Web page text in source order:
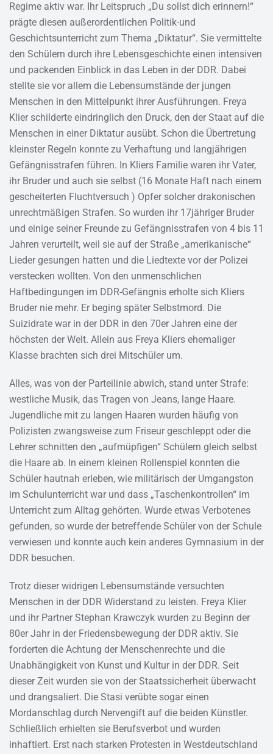
Regime aktiv war. Ihr Leitspruch „Du sollst dich erinnern!“
prägte diesen außerordentlichen Politik-und
Geschichtsunterricht zum Thema „Diktatur“. Sie vermittelte
den Schülern durch ihre Lebensgeschichte einen intensiven
und packenden Einblick in das Leben in der DDR. Dabei
stellte sie vor allem die Lebensumstände der jungen
Menschen in den Mittelpunkt ihrer Ausführungen. Freya
Klier schilderte eindringlich den Druck, den der Staat auf die
Menschen in einer Diktatur ausübt. Schon die Übertretung
kleinster Regeln konnte zu Verhaftung und langjährigen
Gefängnisstrafen führen. In Kliers Familie waren ihr Vater,
ihr Bruder und auch sie selbst (16 Monate Haft nach einem
gescheiterten Fluchtversuch ) Opfer solcher drakonischen
unrechtmäßigen Strafen. So wurden ihr 17jähriger Bruder
und einige seiner Freunde zu Gefängnisstrafen von 4 bis 11
Jahren verurteilt, weil sie auf der Straße „amerikanische“
Lieder gesungen hatten und die Liedtexte vor der Polizei
verstecken wollten. Von den unmenschlichen
Haftbedingungen im DDR-Gefängnis erholte sich Kliers
Bruder nie mehr. Er beging später Selbstmord. Die
Suizidrate war in der DDR in den 70er Jahren eine der
höchsten der Welt. Allein aus Freya Kliers ehemaliger
Klasse brachten sich drei Mitschüler um.
Alles, was von der Parteilinie abwich, stand unter Strafe:
westliche Musik, das Tragen von Jeans, lange Haare.
Jugendliche mit zu langen Haaren wurden häufig von
Polizisten zwangsweise zum Friseur geschleppt oder die
Lehrer schnitten den „aufmüpfigen“ Schülern gleich selbst
die Haare ab. In einem kleinen Rollenspiel konnten die
Schüler hautnah erleben, wie militärisch der Umgangston
im Schulunterricht war und dass „Taschenkontrollen“ im
Unterricht zum Alltag gehörten. Wurde etwas Verbotenes
gefunden, so wurde der betreffende Schüler von der Schule
verwiesen und konnte auch kein anderes Gymnasium in der
DDR besuchen.
Trotz dieser widrigen Lebensumstände versuchten
Menschen in der DDR Widerstand zu leisten. Freya Klier
und ihr Partner Stephan Krawczyk wurden zu Beginn der
80er Jahr in der Friedensbewegung der DDR aktiv. Sie
forderten die Achtung der Menschenrechte und die
Unabhängigkeit von Kunst und Kultur in der DDR. Seit
dieser Zeit wurden sie von der Staatssicherheit überwacht
und drangsaliert. Die Stasi verübte sogar einen
Mordanschlag durch Nervengift auf die beiden Künstler.
Schließlich erhielten sie Berufsverbot und wurden
inhaftiert. Erst nach starken Protesten in Westdeutschland